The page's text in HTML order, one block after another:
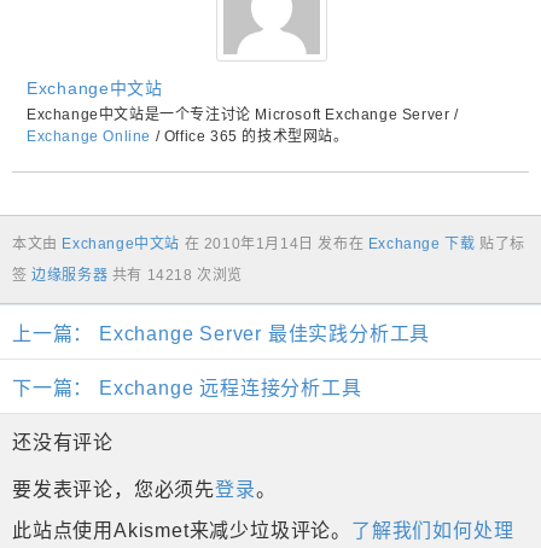
Exchange中文站
Exchange中文站是一个专注讨论 Microsoft Exchange Server /
Exchange Online / Office 365 的技术型网站。
本文由 Exchange中文站 在 2010年1月14日 发布在 Exchange 下载 贴了标
签边缘服务器 共有 14218 次浏览
上一篇： Exchange Server 最佳实践分析工具
下一篇： Exchange 远程连接分析工具
还没有评论
要发表评论，您必须先登录。
此站点使用Akismet来减少垃圾评论。 了解我们如何处理